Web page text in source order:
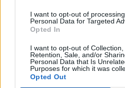
I want to opt-out of
Personal Data for Targeted
Opted In
I want to opt-out of Collection,
Retention, Sale, and/or
Personal Data that Is
Purposes for which it was
Opted Out
vaizdas pribloškia
Žinios | Lietuvos diena
„Pagarba pirmajai premjerei“:
prisiminimais apie Kazimierą